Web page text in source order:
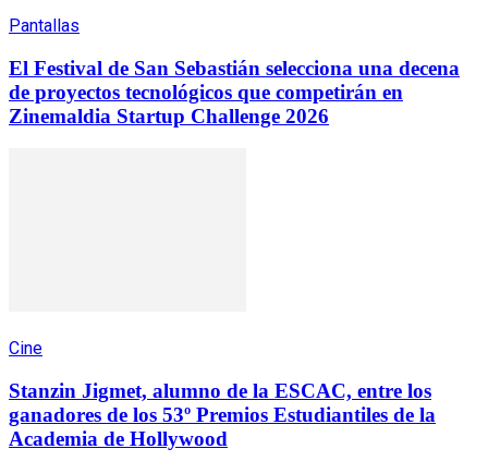
Pantallas
El Festival de San Sebastián selecciona una decena
de proyectos tecnológicos que competirán en
Zinemaldia Startup Challenge 2026
Cine
Stanzin Jigmet, alumno de la ESCAC, entre los
ganadores de los 53º Premios Estudiantiles de la
Academia de Hollywood